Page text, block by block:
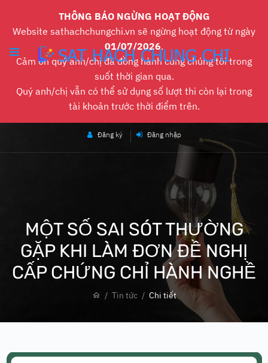
THÔNG BÁO NGỪNG HOẠT ĐỘNG
Website sathachchungchi.vn sẽ ngừng hoạt động từ ngày
01/07/2026.
Cảm ơn quý anh/chị đã đồng hành cùng chúng tôi trong
suốt thời gian qua.
Quý anh/chị vẫn có thể sử dụng số lượt thi còn lại trong
tài khoản trước thời điểm trên.
Đăng ký Đăng nhập
MỘT SỐ SAI SÓT THƯỜNG
GẶP KHI LÀM ĐƠN ĐỀ NGHỊ
CẤP CHỨNG CHỈ HÀNH NGHỀ
Tin tức Chi tiết